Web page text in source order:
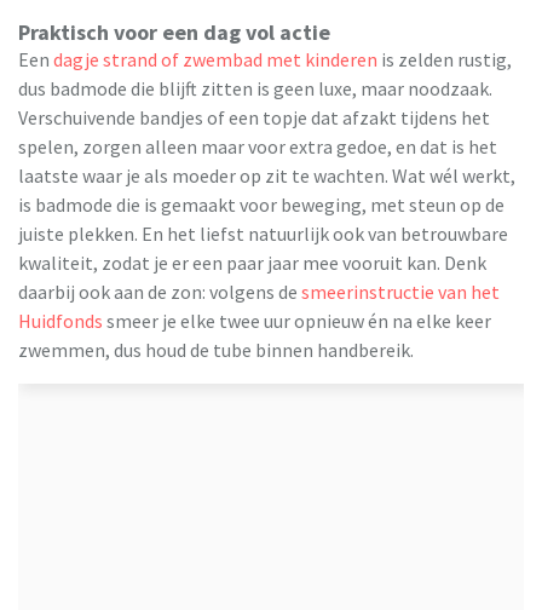
Praktisch voor een dag vol actie
Een dagje strand of zwembad met kinderen is zelden rustig,
dus badmode die blijft zitten is geen luxe, maar noodzaak.
Verschuivende bandjes of een topje dat afzakt tijdens het
spelen, zorgen alleen maar voor extra gedoe, en dat is het
laatste waar je als moeder op zit te wachten. Wat wél werkt,
is badmode die is gemaakt voor beweging, met steun op de
juiste plekken. En het liefst natuurlijk ook van betrouwbare
kwaliteit, zodat je er een paar jaar mee vooruit kan. Denk
daarbij ook aan de zon: volgens de smeerinstructie van het
Huidfonds smeer je elke twee uur opnieuw én na elke keer
zwemmen, dus houd de tube binnen handbereik.